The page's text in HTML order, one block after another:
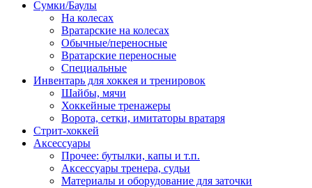
Сумки/Баулы
На колесах
Вратарские на колесах
Обычные/переносные
Вратарские переносные
Специальные
Инвентарь для хоккея и тренировок
Шайбы, мячи
Хоккейные тренажеры
Ворота, сетки, имитаторы вратаря
Стрит-хоккей
Аксессуары
Прочее: бутылки, капы и т.п.
Аксессуары тренера, судьи
Материалы и оборудование для заточки